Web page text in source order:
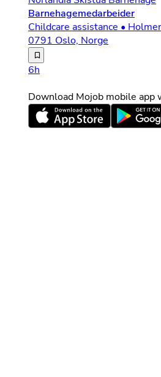
Barnehagemedarbeider
Childcare assistance •
0791 Oslo, Norge
Vi søker etter deg som er
6h
Download Mojob mobile app